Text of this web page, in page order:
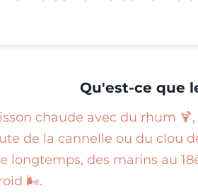
Qu'est-ce que
chaude avec du rhum
de la cannelle ou du clou
longtemps, des marins au
🌬️.